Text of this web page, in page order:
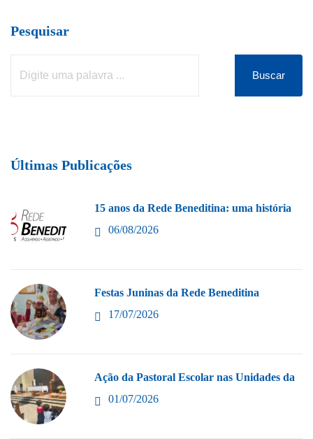
Pesquisar
Buscar
Últimas Publicações
15 anos da Rede Beneditina: uma história
06/08/2026
Festas Juninas da Rede Beneditina
17/07/2026
Ação da Pastoral Escolar nas Unidades da
01/07/2026